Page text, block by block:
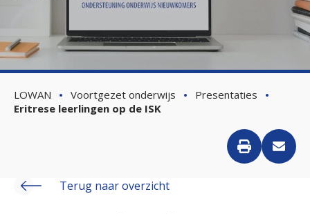
LOWAN Voortgezet onderwijs
Presentaties
Eritrese leerlingen op de ISK
Terug naar overzicht